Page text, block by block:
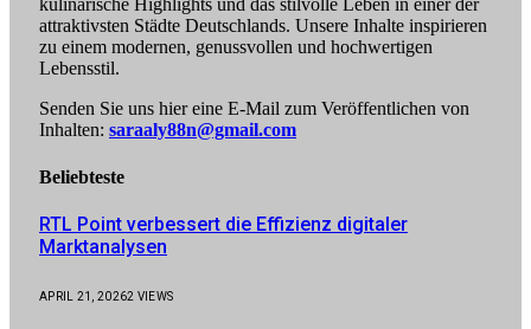
kulinarische Highlights und das stilvolle Leben in einer der
attraktivsten Städte Deutschlands. Unsere Inhalte inspirieren
zu einem modernen, genussvollen und hochwertigen
Lebensstil.
Senden Sie uns hier eine E-Mail zum Veröffentlichen von
Inhalten: saraaly88n@gmail.com
Beliebteste
RTL Point verbessert die Effizienz digitaler
Marktanalysen
APRIL 21, 20262 VIEWS